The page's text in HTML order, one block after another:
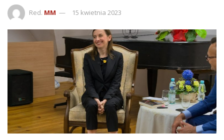
Red. MM 15 kwietnia 2023